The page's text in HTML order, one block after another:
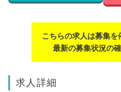
こちらの求人は募集を
最新の募集状況の
求人詳細